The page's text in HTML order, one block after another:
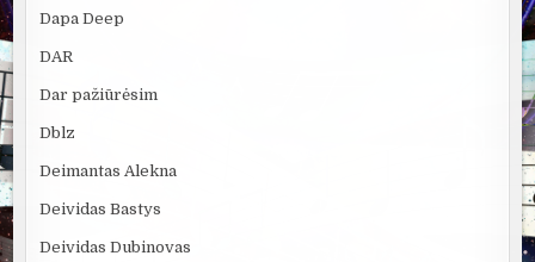
Dapa Deep
DAR
Dar pažiūrėsim
Dblz
Deimantas Alekna
Deividas Bastys
Deividas Dubinovas